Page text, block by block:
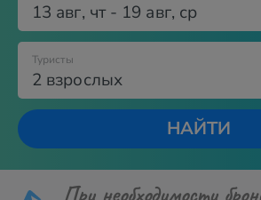
13 авг, чт- 19 авг, ср
2 взрослых
Туристы
НАЙТИ
При необходимости